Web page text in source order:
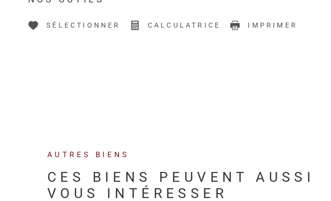
SÉLECTIONNER CALCULATRICE IMPRIMER
AUTRES BIENS
CES BIENS PEUVENT AUSSI
VOUS INTÉRESSER